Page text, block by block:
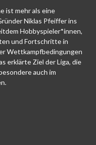
ist mehr als eine
Niklas Pfeiffer ins
Hobbyspieler*innen,
und Fortschritte in
Wettkampfbedingungen
erklärte Ziel der Liga, die
auch im